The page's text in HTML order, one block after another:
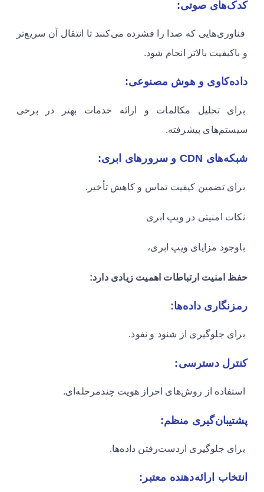
کدک‌های صوتی:
فناوری‌هایی که صدا را فشرده می‌کنند تا انتقال آن سریع‌تر
و باکیفیت بالاتر انجام شود.
داده‌کاوی و هوش مصنوعی:
برای تحلیل مکالمات و ارائه خدمات بهتر در برخی
سیستم‌های پیشرفته.
شبکه‌های CDN و سرورهای ابری:
برای تضمین کیفیت تماس و کاهش تأخیر.
نکات امنیتی در ویپ ابری
باوجود مزایای ویپ ابری،
حفظ امنیت ارتباطات اهمیت زیادی دارد:
رمزنگاری داده‌ها:
برای جلوگیری از شنود و نفوذ.
کنترل دسترسی:
استفاده از روش‌های احراز هویت چندمرحله‌ای.
پشتیبان‌گیری منظم:
برای جلوگیری ازدست‌رفتن داده‌ها.
انتخاب ارائه‌دهنده معتبر: